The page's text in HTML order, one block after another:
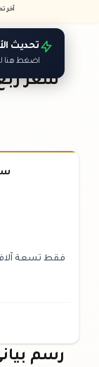
آخر
تحديث
اضغط هنا
فقط تسعة آلاف
رسم